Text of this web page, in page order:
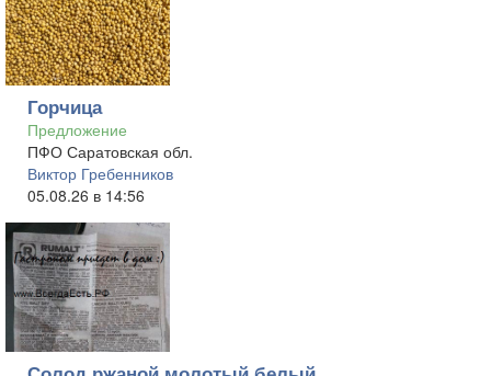
Горчица
Предложение
ПФО Саратовская обл.
Виктор Гребенников
05.08.26 в 14:56